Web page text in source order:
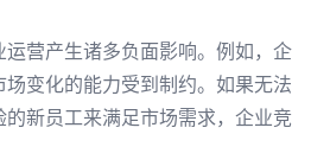
营产生诸多负面影响。例如，企
变化的能力受到制约。如果无法
新员工来满足市场需求，企业竞